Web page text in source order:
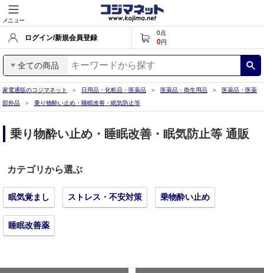
メニュー
ログイン/新規会員登録
0点
0円
全ての商品
家電通販のコジマネット 日用品・化粧品・医薬品 医薬品・衛生用品
医薬品・医薬
部外品
乗り物酔い止め・睡眠改善・眠気防止等
乗り物酔い止め・睡眠改善・眠気防止等 通販
カテゴリから選ぶ
眠気覚まし ストレス・不安対策 乗物酔い止め
睡眠改善薬